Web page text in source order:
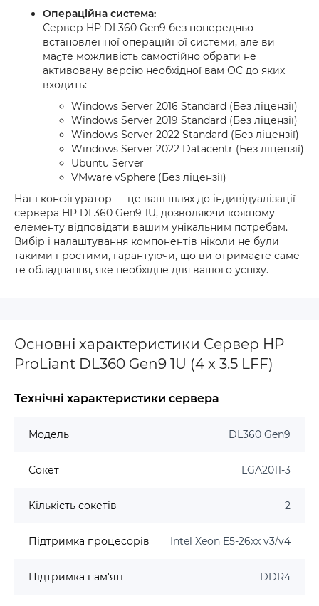
Операційна система:
Сервер HP DL360 Gen9 без попередньо
встановленної операційної системи, але ви
маєте можливість самостійно обрати не
активовану версію необхідної вам ОС до яких
входить:
Windows Server 2016 Standard (Без ліцензії)
Windows Server 2019 Standard (Без ліцензії)
Windows Server 2022 Standard (Без ліцензії)
Windows Server 2022 Datacentr (Без ліцензії)
Ubuntu Server
VMware vSphere (Без ліцензії)
Наш конфігуратор — це ваш шлях до індивідуалізації
сервера HP DL360 Gen9 1U, дозволяючи кожному
елементу відповідати вашим унікальним потребам.
Вибір і налаштування компонентів ніколи не були
такими простими, гарантуючи, що ви отримаєте саме
те обладнання, яке необхідне для вашого успіху.
Основні характеристики Сервер HP
ProLiant DL360 Gen9 1U (4 x 3.5 LFF)
Технічні характеристики сервера
Модель DL360 Gen9
Сокет LGA2011-3
Кількість сокетів 2
Підтримка процесорів Intel Xeon E5-26xx v3/v4
Підтримка пам'яті DDR4